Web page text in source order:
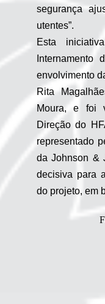
segurança
utentes”.
Esta
Internamento
envolvimento
Rita
Moura, e foi
Direção do
representado
da Johnson &
decisiva para
do projeto, em